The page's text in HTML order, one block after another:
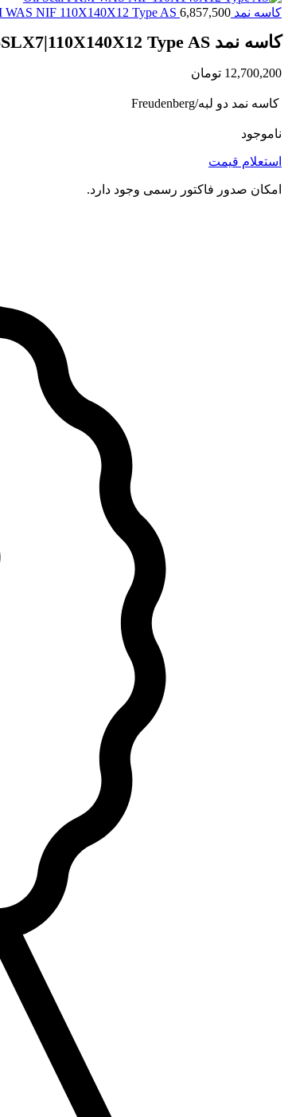
کاسه نمد FKM WAS NIF 110X140X12 Type AS 6,857,500
کاسه نمد FKM BAUM6SLX7|110X140X12 Type AS
12,700,200 تومان
کاسه نمد دو لبه/Freudenberg
ناموجود
استعلام قیمت
امکان صدور فاکتور رسمی وجود دارد.